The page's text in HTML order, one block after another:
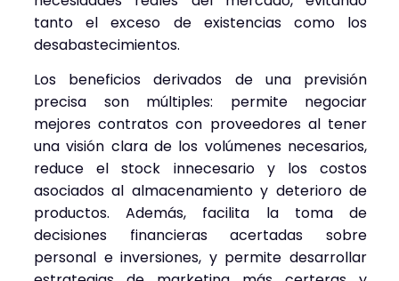
tanto el exceso de existencias como los
desabastecimientos.
Los beneficios derivados de una previsión
precisa son múltiples: permite negociar
mejores contratos con proveedores al tener
una visión clara de los volúmenes necesarios,
reduce el stock innecesario y los costos
asociados al almacenamiento y deterioro de
productos. Además, facilita la toma de
decisiones financieras acertadas sobre
personal e inversiones, y permite desarrollar